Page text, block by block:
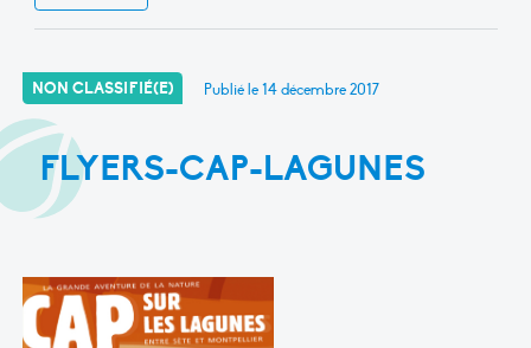
NON CLASSIFIÉ(E) Publié le14 décembre 2017
FLYERS-CAP-LAGUNES